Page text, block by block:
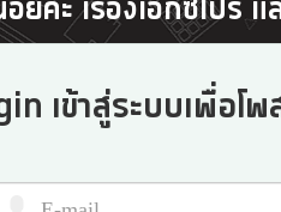
เข้าสู่ระบบเพื่อโ